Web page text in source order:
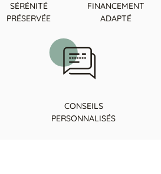
SÉRÉNITÉ
PRÉSERVÉE
FINANCEMENT
ADAPTÉ
CONSEILS
PERSONNALISÉS